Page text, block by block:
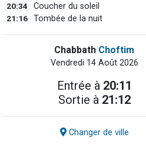
20:34 Coucher du soleil
21:16 Tombée de la nuit
Chabbath Choftim
Vendredi 14 Août 2026
Entrée à 20:11
Sortie à 21:12
Changer de ville